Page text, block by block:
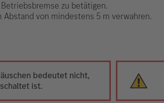
Betriebsbremse zu betätigen.
von mindestens 5 m verwahren.
bedeutet nicht,
ist.